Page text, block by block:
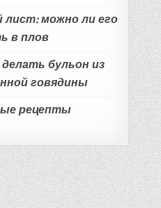
лист: можно ли его
в плов
бульон из
говядины
рецепты